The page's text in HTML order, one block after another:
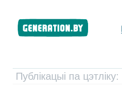
Публікацыі па цэтліку: